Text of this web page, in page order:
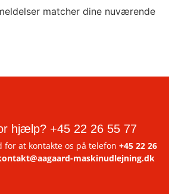
matcher dine nuværende
hjælp? +45 22 26 55 77
at kontakte os på telefon +45 22 26
maskinudlejning.dk